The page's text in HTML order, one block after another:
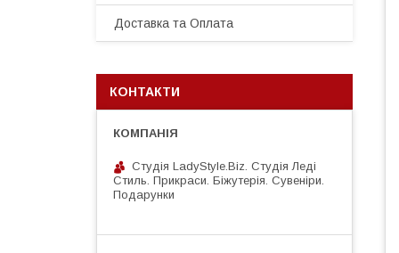
Доставка та Оплата
КОНТАКТИ
Студія LadyStyle.Biz. Студія Леді
Стиль. Прикраси. Біжутерія. Сувеніри.
Подарунки